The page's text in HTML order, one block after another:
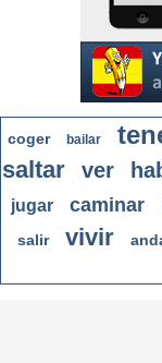
coger bailar
saltar
ver
jugar caminar
salir vivir